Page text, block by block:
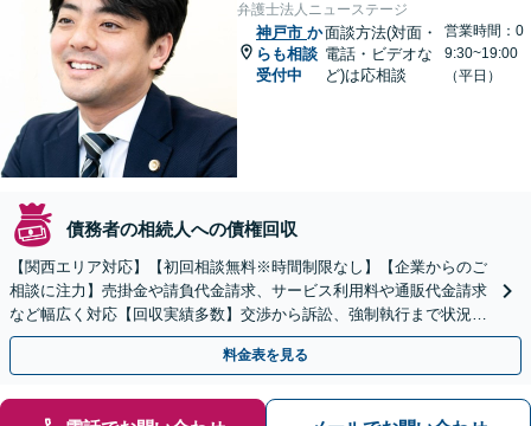
弁護士法人ニューステージ
神戸市 か
らも相談
受付中
面談方法(対面・
電話・ビデオな
ど)は応相談
営業時間：0
9:30~19:00
（平日）
債務者の相続人への債権回収
【関西エリア対応】【初回相談無料※時間制限なし】【企業からのご
相談に注力】売掛金や請負代金請求、サービス利用料や通販代金請求
など幅広く対応【回収実績多数】交渉から訴訟、強制執行まで状況に
応じて的確に対応します
料金表を見る